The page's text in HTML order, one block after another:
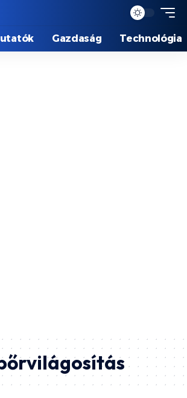
Gazdaság Technológia